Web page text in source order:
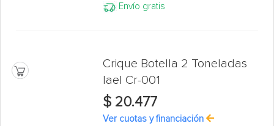
Envío gratis
Crique Botella 2 Toneladas
Iael Cr-001
$ 20.477
Ver cuotas y financiación